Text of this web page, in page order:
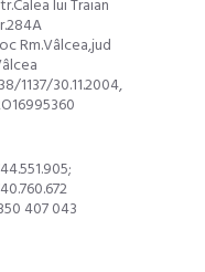
lui Traian
Rm.Vâlcea,jud
1137/30.11.2004,
407 043